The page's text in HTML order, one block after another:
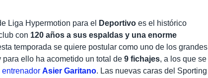
Liga Hypermotion para el Deportivo es el histórico
con 120 años a sus espaldas y una enorme
temporada se quiere postular como uno de los grandes
para ello ha acometido un total de9 fichajes, a los que se
entrenadorAsier Garitano. Las nuevas caras del Sporting